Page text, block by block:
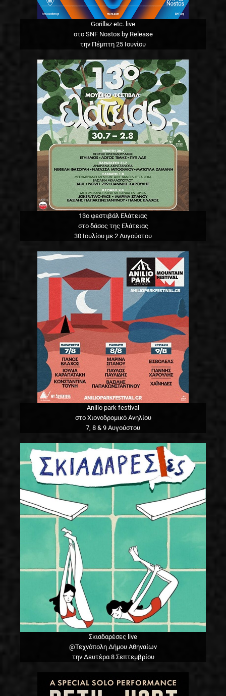
Gorillaz etc. live
στο SNF Nostos by Release
την Πέμπτη 25 Ιουνίου
13o φεστιβάλ Ελάτειας
στο δάσος της Ελάτειας
30 Ιουλίου με 2 Αυγούστου
Anilio park festival
στο Χιονοδρομικό Ανηλίου
7, 8 & 9 Αυγούστου
Σκιαδαρέσες live
@Τεχνόπολη Δήμου Αθηναίων
την Δευτέρα 8 Σεπτεμβρίου